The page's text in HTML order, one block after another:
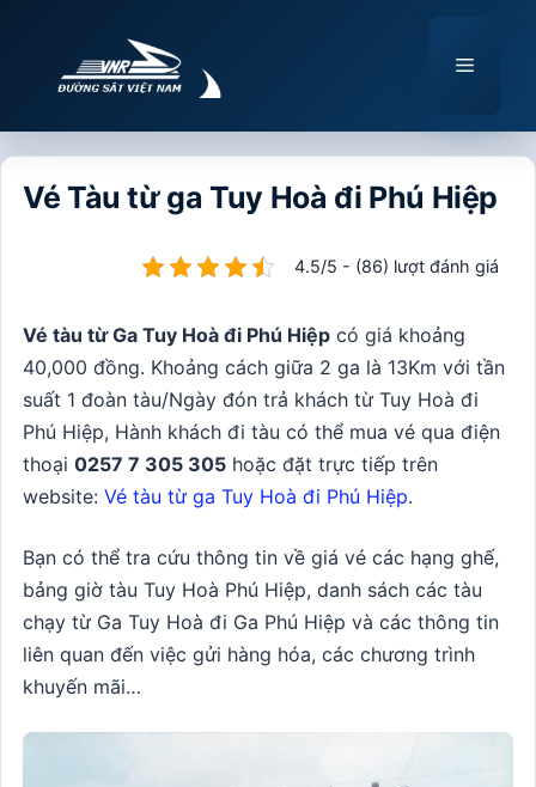
Menu
Vé Tàu từ ga Tuy Hoà đi Phú Hiệp
4.5/5 - (86) lượt đánh giá
Vé tàu từ Ga Tuy Hoà đi Phú Hiệp có giá khoảng
40,000 đồng. Khoảng cách giữa 2 ga là 13Km với tần
suất 1 đoàn tàu/Ngày đón trả khách từ Tuy Hoà đi
Phú Hiệp, Hành khách đi tàu có thể mua vé qua điện
thoại 0257 7 305 305 hoặc đặt trực tiếp trên
website: Vé tàu từ ga Tuy Hoà đi Phú Hiệp.
Bạn có thể tra cứu thông tin về giá vé các hạng ghế,
bảng giờ tàu Tuy Hoà Phú Hiệp, danh sách các tàu
chạy từ Ga Tuy Hoà đi Ga Phú Hiệp và các thông tin
liên quan đến việc gửi hàng hóa, các chương trình
khuyến mãi…